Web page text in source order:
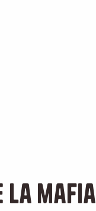
la mafia